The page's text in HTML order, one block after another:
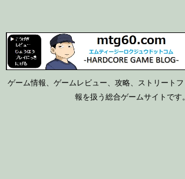
ゲーム情報、ゲームレビュー、攻略、ストリート
報を扱う総合ゲームサイトです。